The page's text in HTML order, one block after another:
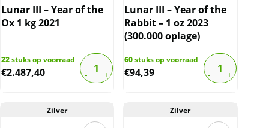
Lunar III – Year of the
Ox 1 kg 2021
22stuks op voorraad
€2.487,40
Lunar III – Year of the
Rabbit – 1 oz 2023
(300.000 oplage)
60stuks op voorraad
€94,39
Zilver Zilver